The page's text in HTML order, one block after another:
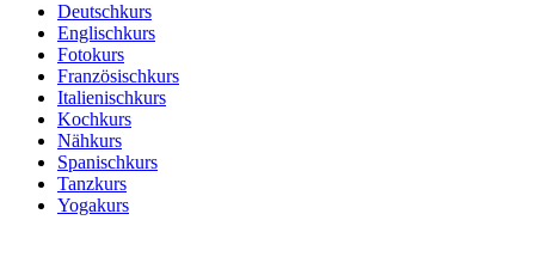
Deutschkurs
Englischkurs
Fotokurs
Französischkurs
Italienischkurs
Kochkurs
Nähkurs
Spanischkurs
Tanzkurs
Yogakurs